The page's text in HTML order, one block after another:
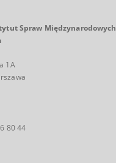
Spraw Międzynarodowych
1A
80 44